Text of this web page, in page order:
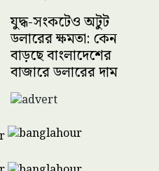
যুদ্ধ-সংকটেও অটুট
ডলারের ক্ষমতা: কেন
বাড়ছে বাংলাদেশের
বাজারে ডলারের দাম